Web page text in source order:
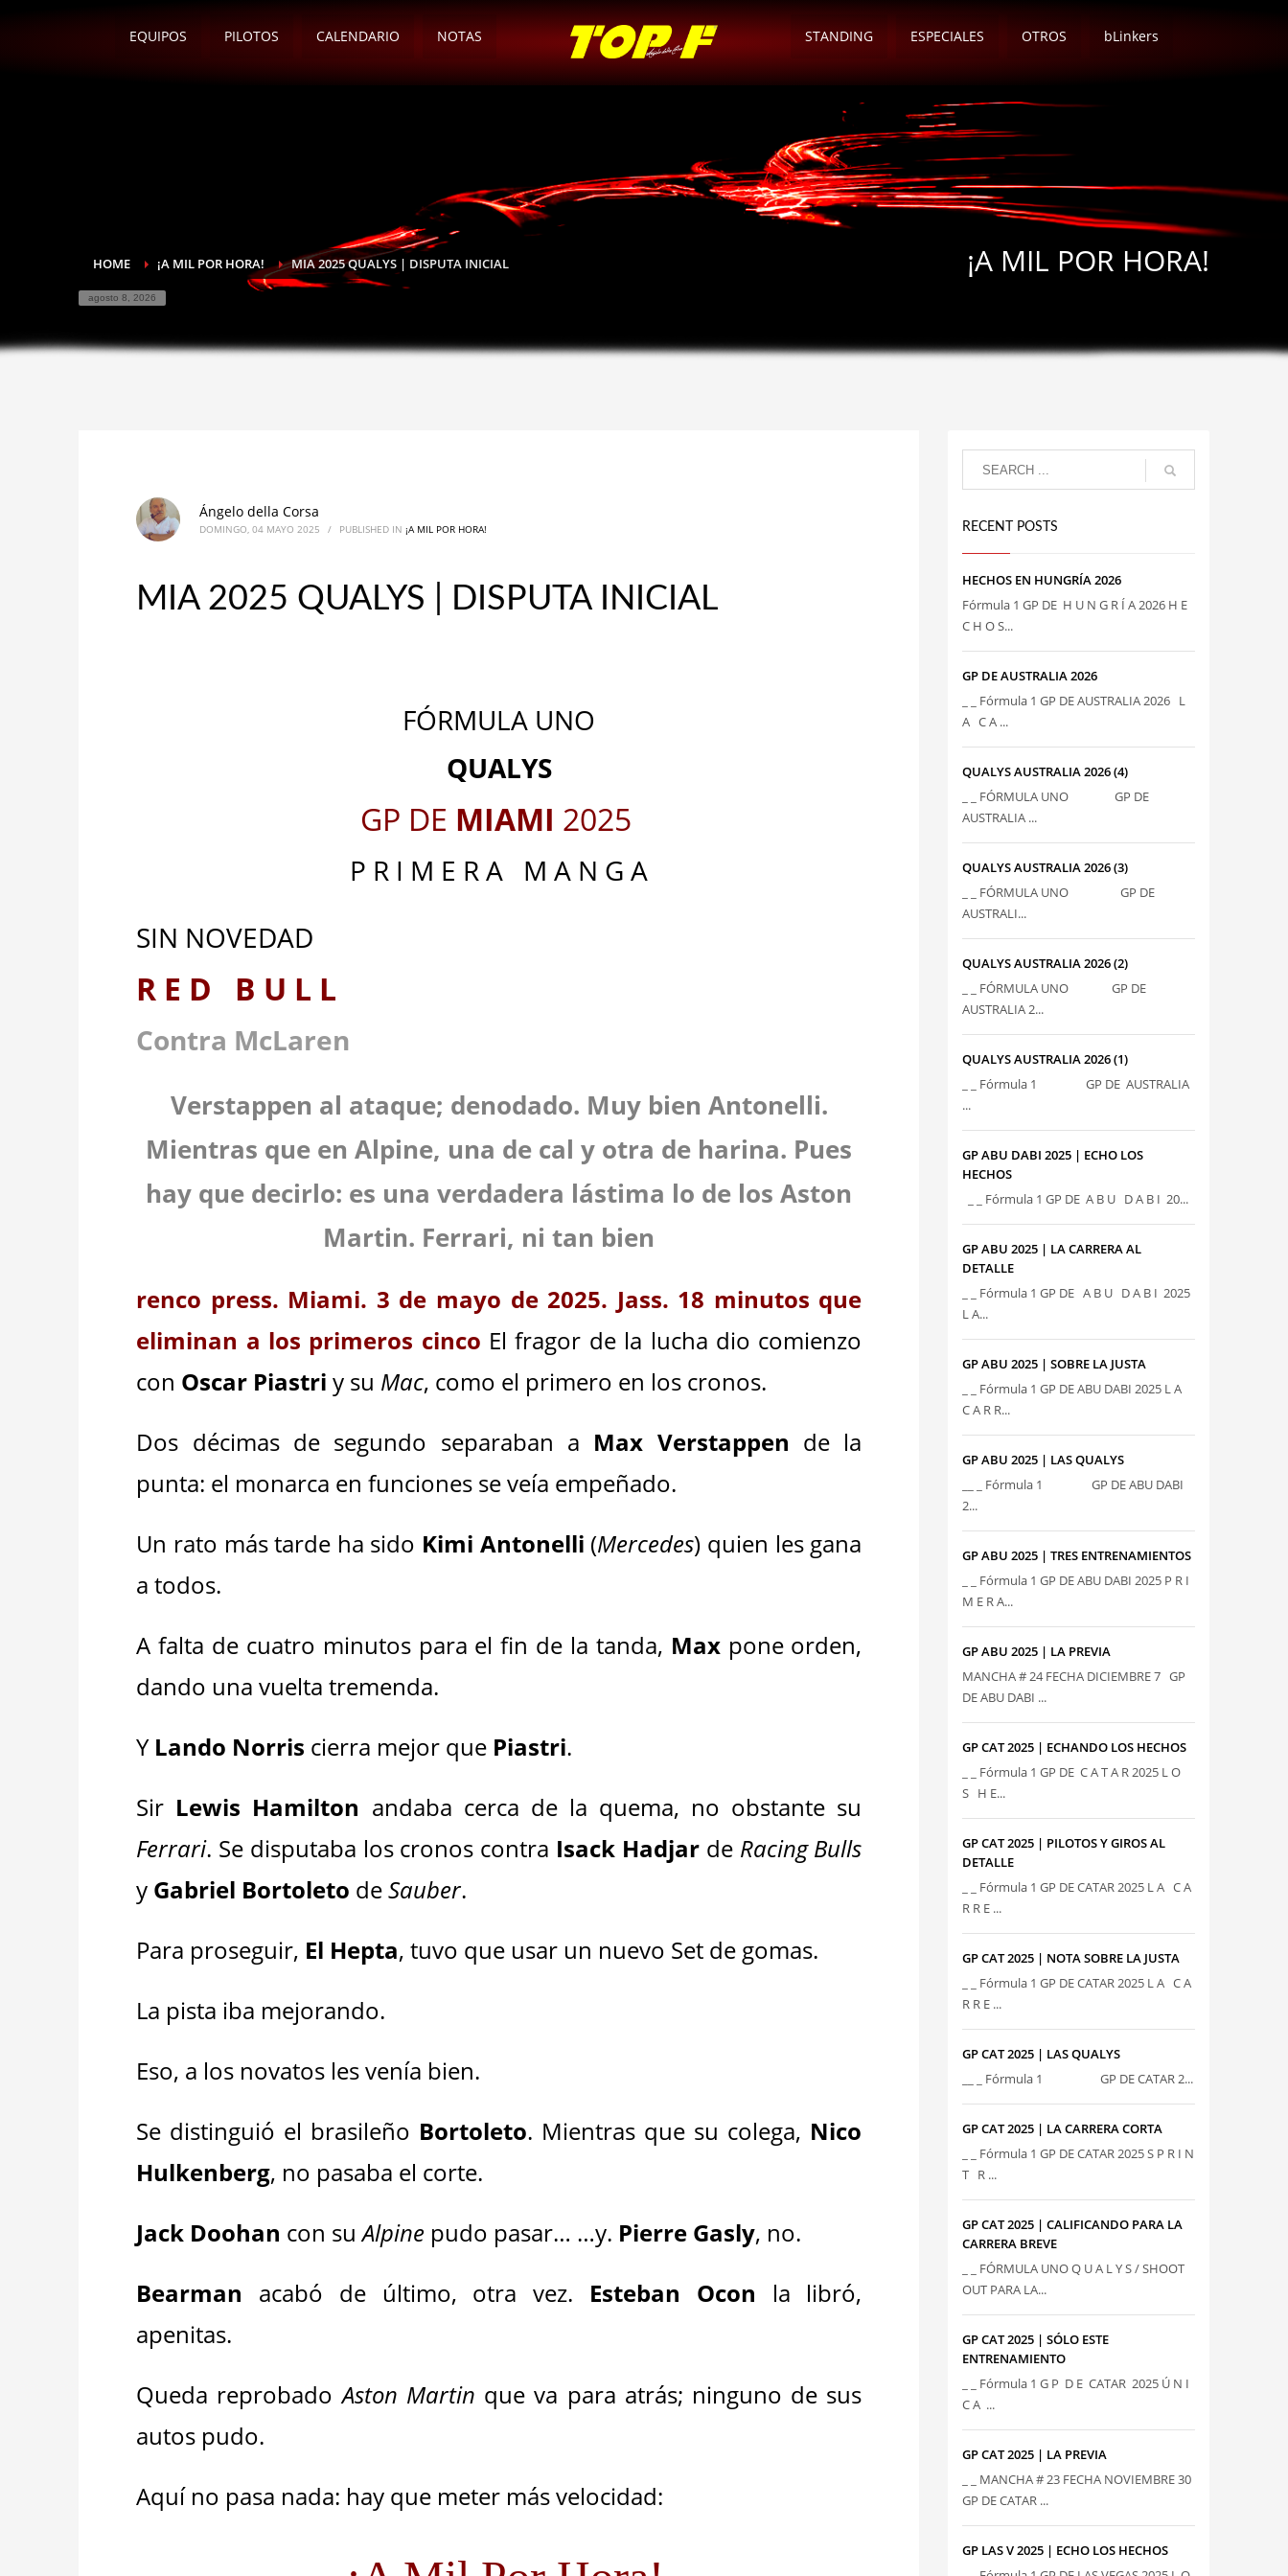
EQUIPOS PILOTOS CALENDARIO NOTAS STANDING ESPECIALES OTROS bLinkers
HOME ¡A MIL POR HORA! MIA 2025 QUALYS | DISPUTA INICIAL
agosto 8, 2026
¡A MIL POR HORA!
Ángelo della Corsa
DOMINGO, 04 MAYO 2025 / PUBLISHED IN¡A MIL POR HORA!
MIA 2025 QUALYS | DISPUTA INICIAL
FÓRMULA UNO
QUALYS
GP DE MIAMI 2025
P R I M E R A M A N G A
SIN NOVEDAD
R E D B U L L
Contra McLaren
Verstappen al ataque; denodado. Muy bien Antonelli.
Mientras que en Alpine, una de cal y otra de harina. Pues
hay que decirlo: es una verdadera lástima lo de los Aston
Martin. Ferrari, ni tan bien
renco press. Miami. 3 de mayo de 2025. Jass. 18 minutos que
eliminan a los primeros cinco El fragor de la lucha dio comienzo
con Oscar Piastri y su Mac, como el primero en los cronos.
Dos décimas de segundo separaban a Max Verstappen de la
punta: el monarca en funciones se veía empeñado.
Un rato más tarde ha sido Kimi Antonelli (Mercedes) quien les gana
a todos.
A falta de cuatro minutos para el fin de la tanda, Maxpone orden,
dando una vuelta tremenda.
Y Lando Norris cierra mejor que Piastri.
Sir Lewis Hamilton andaba cerca de la quema, no obstante su
Ferrari. Se disputaba los cronos contra Isack Hadjarde Racing Bulls
y Gabriel Bortoleto deSauber.
Para proseguir, El Hepta, tuvo que usar un nuevo Set de gomas.
La pista iba mejorando.
Eso, a los novatos les venía bien.
Se distinguió el brasileño Bortoleto. Mientras que su colega, Nico
Hulkenberg, no pasaba el corte.
Jack Doohan con suAlpine pudo pasar… …y. Pierre Gasly, no.
Bearman acabó de último, otra vez. Esteban Ocon la libró,
apenitas.
Queda reprobadoAston Martin que va para atrás; ninguno de sus
autos pudo.
Aquí no pasa nada: hay que meter más velocidad:
RECENT POSTS
HECHOS EN HUNGRÍA 2026
Fórmula 1 GP DE H U N G R Í A 2026 H E
C H O S...
GP DE AUSTRALIA 2026
_ _ Fórmula 1 GP DE AUSTRALIA 2026 L
A C A ...
QUALYS AUSTRALIA 2026 (4)
_ _ FÓRMULA UNO GP DE
AUSTRALIA ...
QUALYS AUSTRALIA 2026 (3)
_ _ FÓRMULA UNO GP DE
AUSTRALI...
QUALYS AUSTRALIA 2026 (2)
_ _ FÓRMULA UNO GP DE
AUSTRALIA 2...
QUALYS AUSTRALIA 2026 (1)
_ _ Fórmula 1 GP DE AUSTRALIA
...
GP ABU DABI 2025 | ECHO LOS
HECHOS
_ _ Fórmula 1 GP DE A B U D A B I 20...
GP ABU 2025 | LA CARRERA AL
DETALLE
_ _ Fórmula 1 GP DE A B U D A B I 2025
L A...
GP ABU 2025 | SOBRE LA JUSTA
_ _ Fórmula 1 GP DE ABU DABI 2025 L A
C A R R...
GP ABU 2025 | LAS QUALYS
__ _ Fórmula 1 GP DE ABU DABI
2...
GP ABU 2025 | TRES ENTRENAMIENTOS
_ _ Fórmula 1 GP DE ABU DABI 2025 P R I
M E R A...
GP ABU 2025 | LA PREVIA
MANCHA # 24 FECHA DICIEMBRE 7 GP
DE ABU DABI ...
GP CAT 2025 | ECHANDO LOS HECHOS
_ _ Fórmula 1 GP DE C A T A R 2025 L O
S H E...
GP CAT 2025 | PILOTOS Y GIROS AL
DETALLE
_ _ Fórmula 1 GP DE CATAR 2025 L A C A
R R E ...
GP CAT 2025 | NOTA SOBRE LA JUSTA
_ _ Fórmula 1 GP DE CATAR 2025 L A C A
R R E ...
GP CAT 2025 | LAS QUALYS
__ _ Fórmula 1 GP DE CATAR 2...
GP CAT 2025 | LA CARRERA CORTA
_ _ Fórmula 1 GP DE CATAR 2025 S P R I N
T R ...
GP CAT 2025 | CALIFICANDO PARA LA
CARRERA BREVE
_ _ FÓRMULA UNO Q U A L Y S / SHOOT
OUT PARA LA...
GP CAT 2025 | SÓLO ESTE
ENTRENAMIENTO
_ _ Fórmula 1 G P D E CATAR 2025 Ú N I
C A ...
GP CAT 2025 | LA PREVIA
_ _ MANCHA # 23 FECHA NOVIEMBRE 30
GP DE CATAR ...
GP LAS V 2025 | ECHO LOS HECHOS